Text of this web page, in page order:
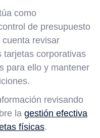
como
de presupuesto
revisar
tarjetas corporativas
para ello y mantener
revisando
la gestión efectiva
físicas.